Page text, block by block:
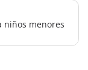
niños menores